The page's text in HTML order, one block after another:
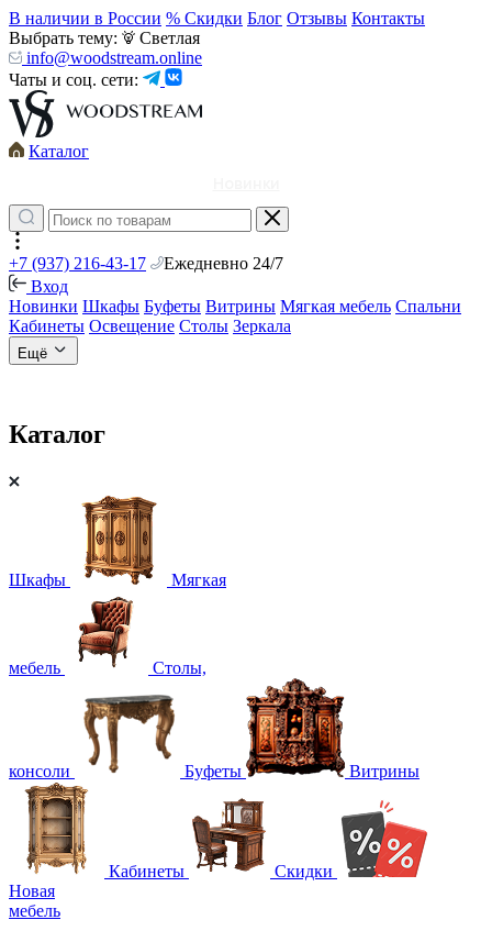
В наличии в России % Скидки Блог Отзывы Контакты
Выбрать тему:
Светлая
info@woodstream.online
Чаты и соц. сети:
Каталог
+7 (937) 216-43-17
Ежедневно 24/7
Вход
Новинки Шкафы Буфеты Витрины Мягкая мебель Спальни
Кабинеты Освещение Столы Зеркала
Ещё
Каталог
Шкафы Мягкая
мебель Столы,
консоли Буфеты Витрины
Кабинеты
Скидки
Новая
мебель